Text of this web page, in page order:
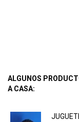
ALGUNOS
A CASA: